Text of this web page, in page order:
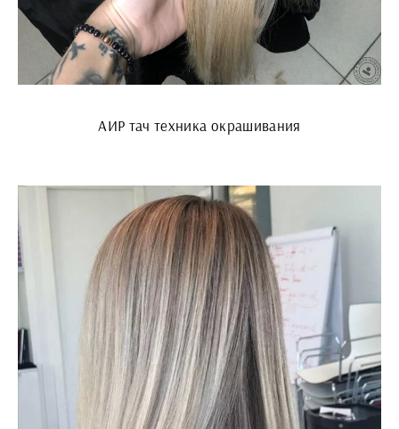
АИР тач техника окрашивания